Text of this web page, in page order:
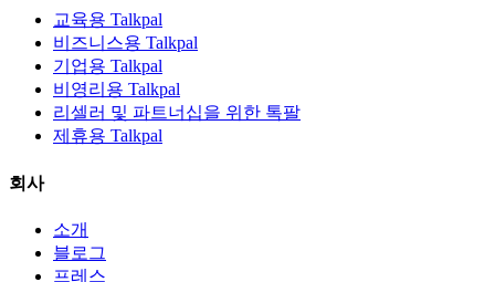
교육용 Talkpal
비즈니스용 Talkpal
기업용 Talkpal
비영리용 Talkpal
리셀러 및 파트너십을 위한 톡팔
제휴용 Talkpal
회사
소개
블로그
프레스